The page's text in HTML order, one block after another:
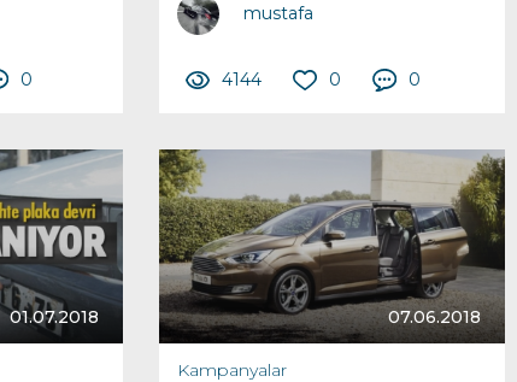
0
mustafa
4144 0 0
01.07.2018 07.06.2018
Kampanyalar